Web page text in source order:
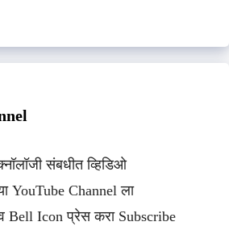
संबधीत व्हिडिओ
YouTube Channel ला
Bell Icon प्रेस करा Subscribe